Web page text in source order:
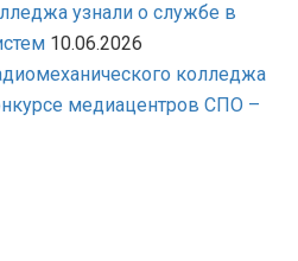
узнали о службе в
10.06.2026
колледжа
медиацентров СПО –